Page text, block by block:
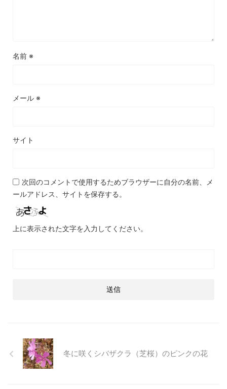
名前 ※
メール ※
サイト
次回のコメントで使用するためブラウザーに自分の名前、メ
ールアドレス、サイトを保存する。
上に表示された文字を入力してください。
冬に咲くシバザクラ（芝桜）のピンクの花